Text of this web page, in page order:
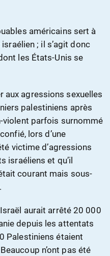
américains sert à
; il s’agit donc
les États-Unis se
aux agressions sexuelles
palestiniens après
violent parfois surnommé
lors d’une
victime d’agressions
israéliens et qu’il
courant mais sous-
aurait arrêté 20 000
depuis les attentats
Palestiniens étaient
n’ont pas été